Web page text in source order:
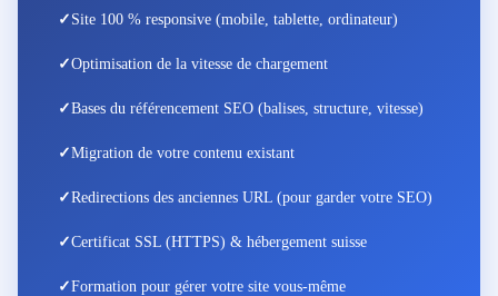
✓ Site 100 % responsive (mobile, tablette, ordinateur)
✓Optimisation de la vitesse de chargement
✓Bases du référencement SEO (balises, structure, vitesse)
✓Migration de votre contenu existant
✓Redirections des anciennes URL (pour garder votre SEO)
✓Certificat SSL (HTTPS) & hébergement suisse
✓Formation pour gérer votre site vous-même